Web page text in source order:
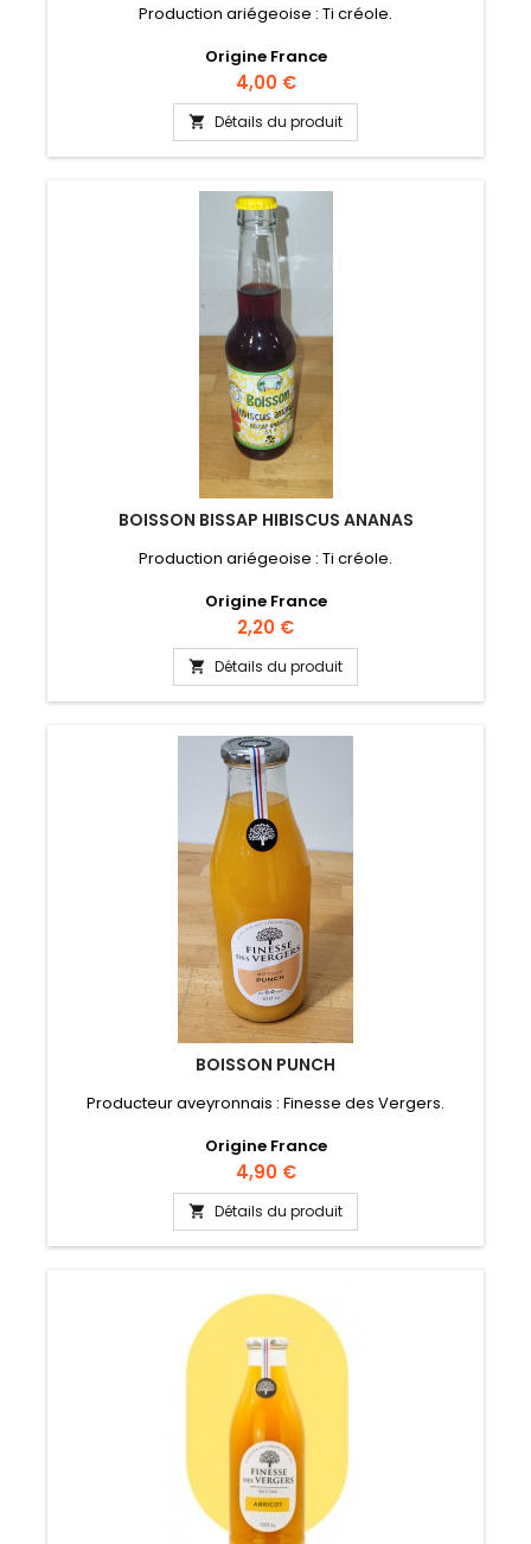
Production ariégeoise : Ti créole.
Origine France
Prix
4,00 €
 Détails du produit
BOISSON BISSAP HIBISCUS ANANAS
Production ariégeoise : Ti créole.
Origine France
Prix
2,20 €
 Détails du produit
BOISSON PUNCH
Producteur aveyronnais : Finesse des Vergers.
Origine France
Prix
4,90 €
 Détails du produit